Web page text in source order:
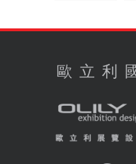
歐立利